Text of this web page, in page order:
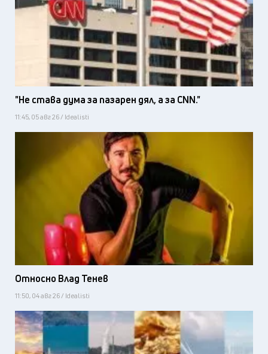
"Не става дума за пазарен дял, а за CNN."
11:45, 05 авг 26 / Idealisti
Относно Влад Тенев
11:50, 04 авг 26 / Idealisti